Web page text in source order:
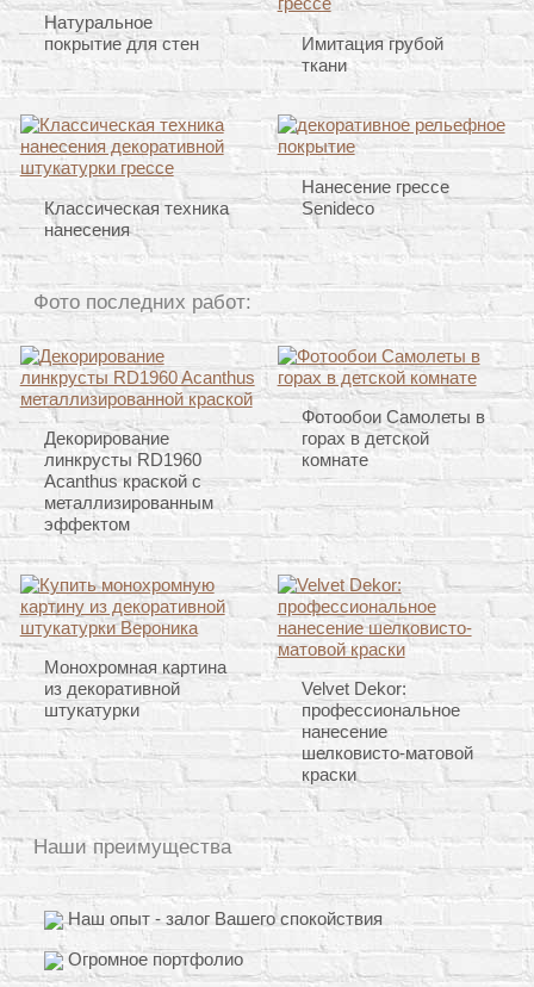
Натуральное
покрытие для стен
Имитация грубой
ткани
Классическая техника
нанесения
Нанесение грессе
Senideco
Фото последних работ:
Декорирование
линкрусты RD1960
Acanthus краской с
металлизированным
эффектом
Фотообои Самолеты в
горах в детской
комнате
Монохромная картина
из декоративной
штукатурки
Velvet Dekor:
профессиональное
нанесение
шелковисто-матовой
краски
Наши преимущества
Наш опыт - залог Вашего спокойствия
Огромное портфолио